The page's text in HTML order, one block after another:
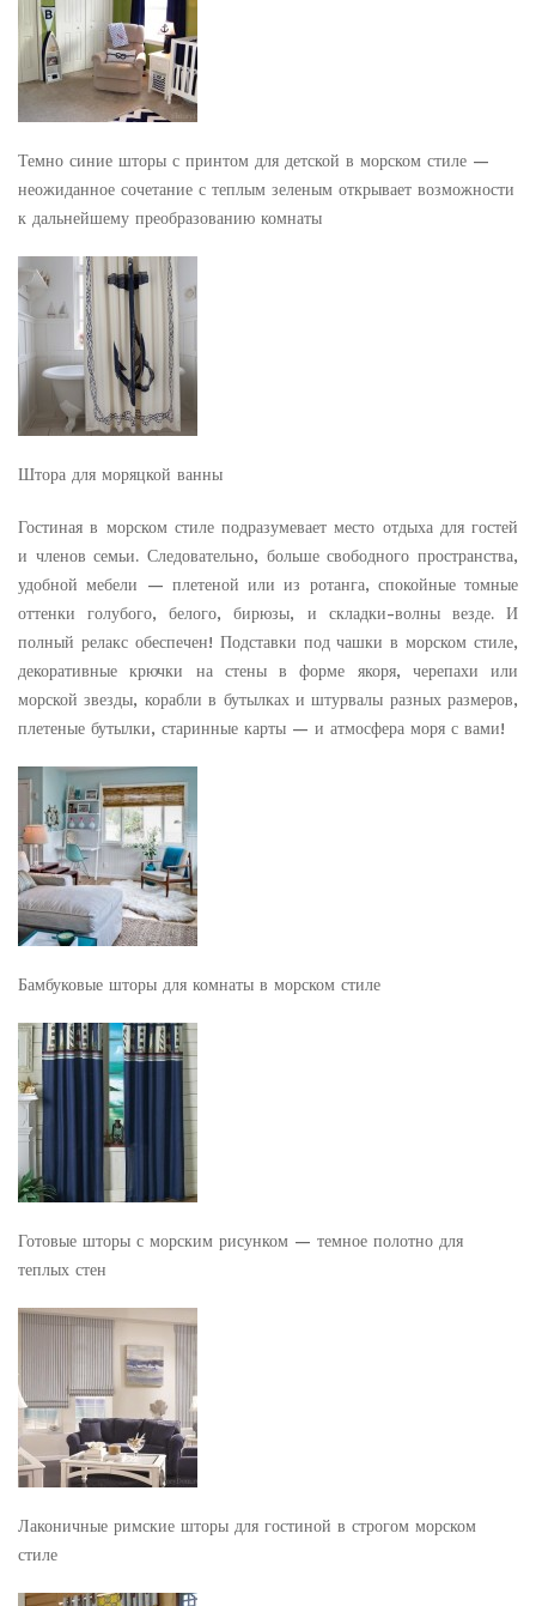
Темно синие шторы с принтом для детской в морском стиле —
неожиданное сочетание с теплым зеленым открывает возможности
к дальнейшему преобразованию комнаты
Штора для моряцкой ванны
Гостиная в морском стиле подразумевает место отдыха для гостей
и членов семьи. Следовательно, больше свободного пространства,
удобной мебели — плетеной или из ротанга, спокойные томные
оттенки голубого, белого, бирюзы, и складки-волны везде. И
полный релакс обеспечен! Подставки под чашки в морском стиле,
декоративные крючки на стены в форме якоря, черепахи или
морской звезды, корабли в бутылках и штурвалы разных размеров,
плетеные бутылки, старинные карты — и атмосфера моря с вами!
Бамбуковые шторы для комнаты в морском стиле
Готовые шторы с морским рисунком — темное полотно для
теплых стен
Лаконичные римские шторы для гостиной в строгом морском
стиле